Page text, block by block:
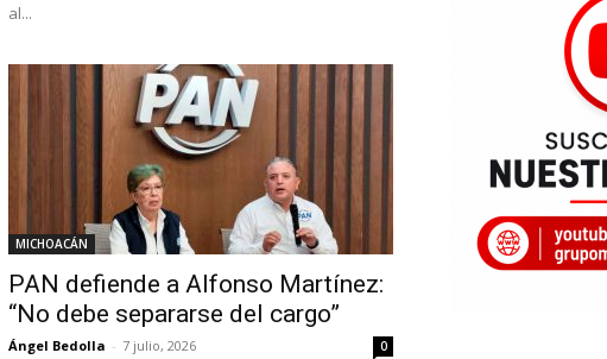
al...
MICHOACÁN
PAN defiende a Alfonso Martínez:
“No debe separarse del cargo”
Ángel Bedolla - 7 julio, 2026 0